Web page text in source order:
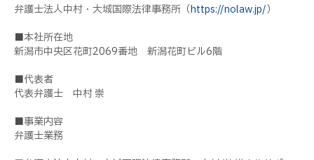
弁護士法人中村・大城国際法律事務所（https://nolaw.jp/）
■本社所在地
新潟市中央区花町2069番地 新潟花町ビル6階
■代表者
代表弁護士 中村 崇
■事業内容
弁護士業務